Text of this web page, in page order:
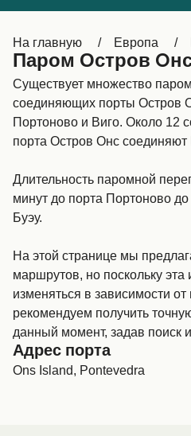
Ελλάδα
Polska
Schweiz (DE)
Україна
المغرب
На главную Европа
Паром Остров
Существует множество
соединяющих порты Остров
Портоново и Виго. Около 12
порта Остров Oнс
Длительность паромной
минут до порта Портоново
Буэу.
На этой странице мы
маршрутов, но поскольку
изменяться в зависимости
рекомендуем получить
данный момент, задав поиск
Адрес порта
Ons Island, Pontevedra